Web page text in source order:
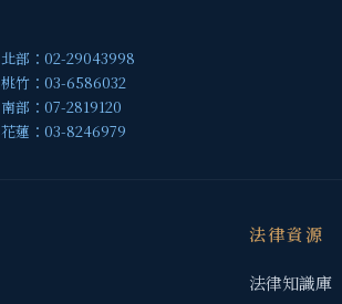
北部：02-29043998
桃竹：03-6586032
南部：07-2819120
花蓮：03-8246979
法律資源
法律知識庫